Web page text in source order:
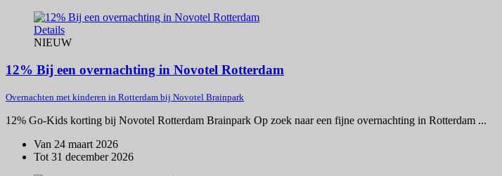
Details
NIEUW
12% Bij een overnachting in Novotel Rotterdam
Overnachten met kinderen in Rotterdam bij Novotel Brainpark
12% Go-Kids korting bij Novotel Rotterdam Brainpark Op zoek naar een fijne overnachting in Rotterdam ...
Van 24 maart 2026
Tot 31 december 2026